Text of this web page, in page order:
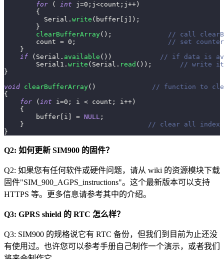
for
( int j =0 ; j <count ; j ++ )
{
          Serial
. write ( buffer j ) ;
}
clearBufferArray( ) ;
// call
        count
= 0 ;
// set
}
if
( Serial . available ( ) )
// if data is
        Serial1
. write ( Serial . read ( ) ) ;
// write it
}
void clearBufferArray( )
// function to
{
for
( int i=0 ; i < count ; i++ )
{
        buffer
i = NULL ;
}
// clear all index of
}
Q2: 如何更新 SIM900 的固件？
Q2: 如果您有任何软件或硬件问题，请从 wiki 的资源模块下载
固件"SIM_900_AGPS_instructions"。这个最新版本可以支持
HTTPS 等。更多信息请参考其中的介绍。
Q3: GPRS shield 的 RTC 怎么样？
Q3: SIM900 的规格说它有 RTC 备份，但我们到目前为止还没
有使用过。也许您可以参考手册自己制作一个演示，或者我们